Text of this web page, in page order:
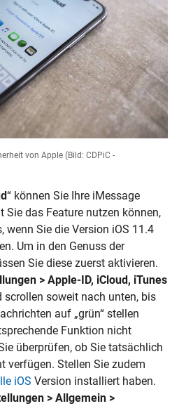
von Apple (Bild: CDPiC -
“ können Sie Ihre iMessage
Sie das Feature nutzen können,
wenn Sie die Version iOS 11.4
Um in den Genuss der
Sie diese zuerst aktivieren.
> Apple-ID, iCloud, iTunes
scrollen soweit nach unten, bis
auf „grün“ stellen
Funktion nicht
überprüfen, ob Sie tatsächlich
verfügen. Stellen Sie zudem
iOS Version installiert haben.
> Allgemein >